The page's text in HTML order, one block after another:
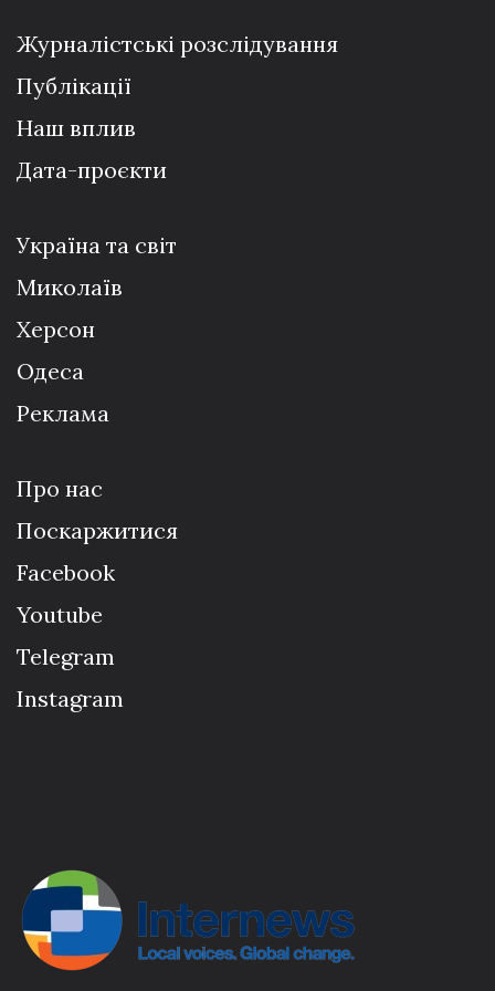
Журналістські розслідування
Публікації
Наш вплив
Дата-проєкти
Україна та світ
Миколаїв
Херсон
Одеса
Реклама
Про нас
Поскаржитися
Facebook
Youtube
Telegram
Instagram